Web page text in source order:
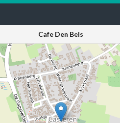
Cafe Den Bels